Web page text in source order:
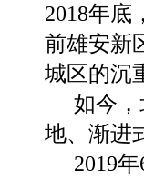
2018年底
前雄安新
城区的沉
如今
地、渐进
2019